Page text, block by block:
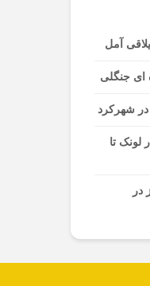
آمل
ای جنگلی
شهرکرد
لونک تا
در